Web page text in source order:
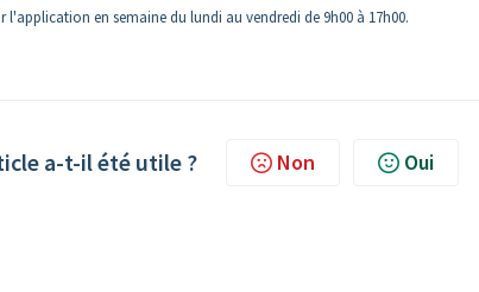
en semaine du lundi au vendredi de 9h00 à 17h00.
a-t-il été utile ? Non Oui